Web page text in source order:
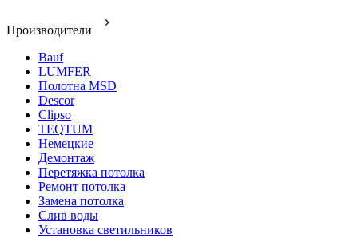
Производители
Bauf
LUMFER
Полотна MSD
Descor
Clipso
TEQTUM
Немецкие
Демонтаж
Перетяжка потолка
Ремонт потолка
Замена потолка
Слив воды
Установка светильников